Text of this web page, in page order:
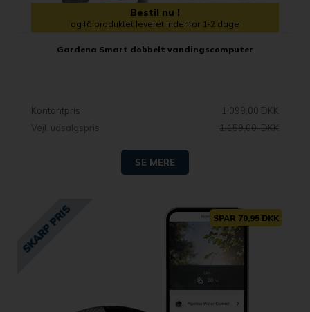
Bestil nu !
og få produktet leveret indenfor 1-2 dage
Gardena Smart dobbelt vandingscomputer
Kontantpris
1.099,00 DKK
Vejl. udsalgspris
1.159,00 DKK
SE MERE
SPAR 70,95 DKK